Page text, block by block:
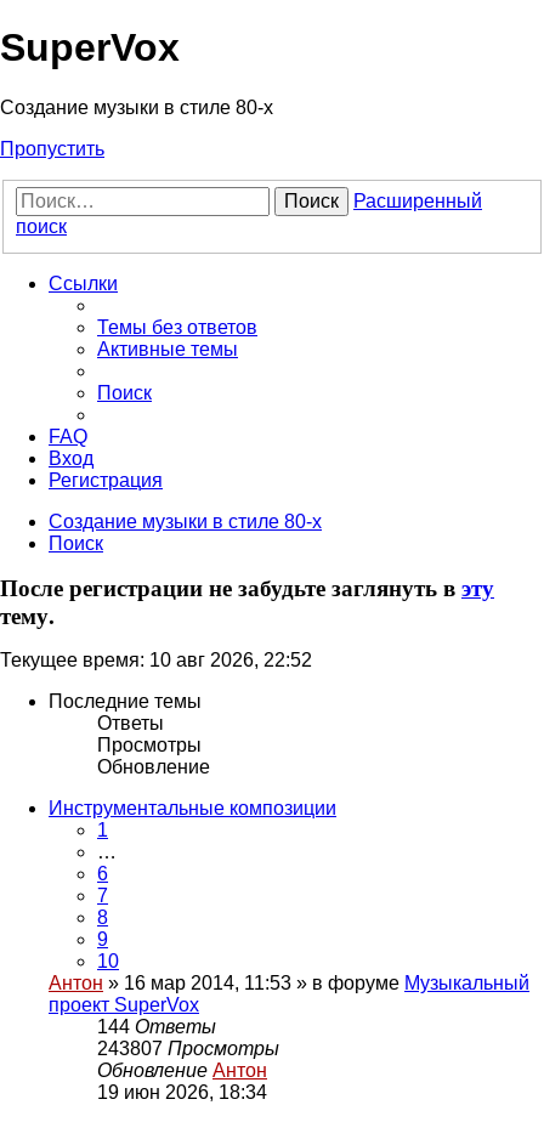
Регистрация
SuperVox
Создание музыки в стиле 80-х
Пропустить
Поиск
Расширенный
поиск
Ссылки
Темы без ответов
Активные темы
Поиск
FAQ
Вход
Регистрация
Создание музыки в стиле 80-х
Поиск
После регистрации не забудьте заглянуть вэту
тему.
Текущее время: 10 авг 2026, 22:52
Последние темы
Ответы
Просмотры
Обновление
Инструментальные композиции
1
…
6
7
8
9
10
Антон » 16 мар 2014, 11:53 » в форуме Музыкальный
проект SuperVox
144 Ответы
243807 Просмотры
Обновление Антон
19 июн 2026, 18:34